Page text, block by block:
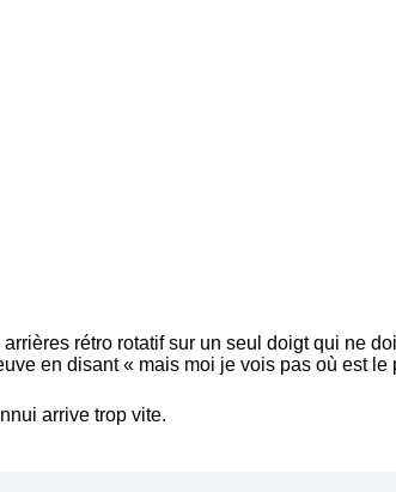
rétro rotatif sur un seul doigt qui ne
en disant « mais moi je vois pas où est
arrive trop vite.